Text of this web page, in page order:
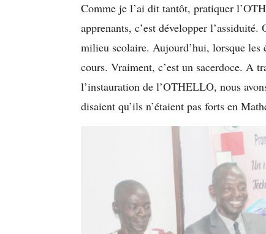
Comme je l’ai dit tantôt, pratiquer
apprenants, c’est développer
milieu scolaire. Aujourd’hui, lorsque
cours. Vraiment, c’est un sacerdoce. A
l’instauration de l’OTHELLO, nous
disaient qu’ils n’étaient pas forts en